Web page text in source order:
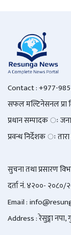
Contact : +977-
सफल मल्टिनेसनल प्रा
प्रधान सम्पादक ः
प्रवन्ध निर्देशक ः
सुचना तथा प्रसारण
दर्ता नं. ४२००- २०८०/
Email : info@
Address : रेसुङ्गा नपा,